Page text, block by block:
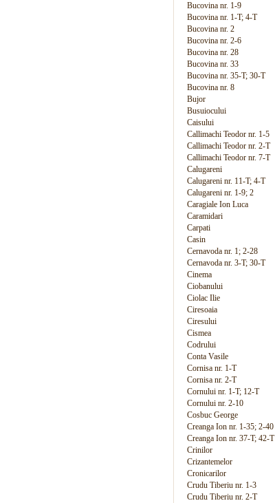
Bucovina nr. 1-9
Bucovina nr. 1-T; 4-T
Bucovina nr. 2
Bucovina nr. 2-6
Bucovina nr. 28
Bucovina nr. 33
Bucovina nr. 35-T; 30-T
Bucovina nr. 8
Bujor
Busuiocului
Caisului
Callimachi Teodor nr. 1-5
Callimachi Teodor nr. 2-T
Callimachi Teodor nr. 7-T
Calugareni
Calugareni nr. 11-T; 4-T
Calugareni nr. 1-9; 2
Caragiale Ion Luca
Caramidari
Carpati
Casin
Cernavoda nr. 1; 2-28
Cernavoda nr. 3-T; 30-T
Cinema
Ciobanului
Ciolac Ilie
Ciresoaia
Ciresului
Cismea
Codrului
Conta Vasile
Cornisa nr. 1-T
Cornisa nr. 2-T
Cornului nr. 1-T; 12-T
Cornului nr. 2-10
Cosbuc George
Creanga Ion nr. 1-35; 2-40
Creanga Ion nr. 37-T; 42-T
Crinilor
Crizantemelor
Cronicarilor
Crudu Tiberiu nr. 1-3
Crudu Tiberiu nr. 2-T